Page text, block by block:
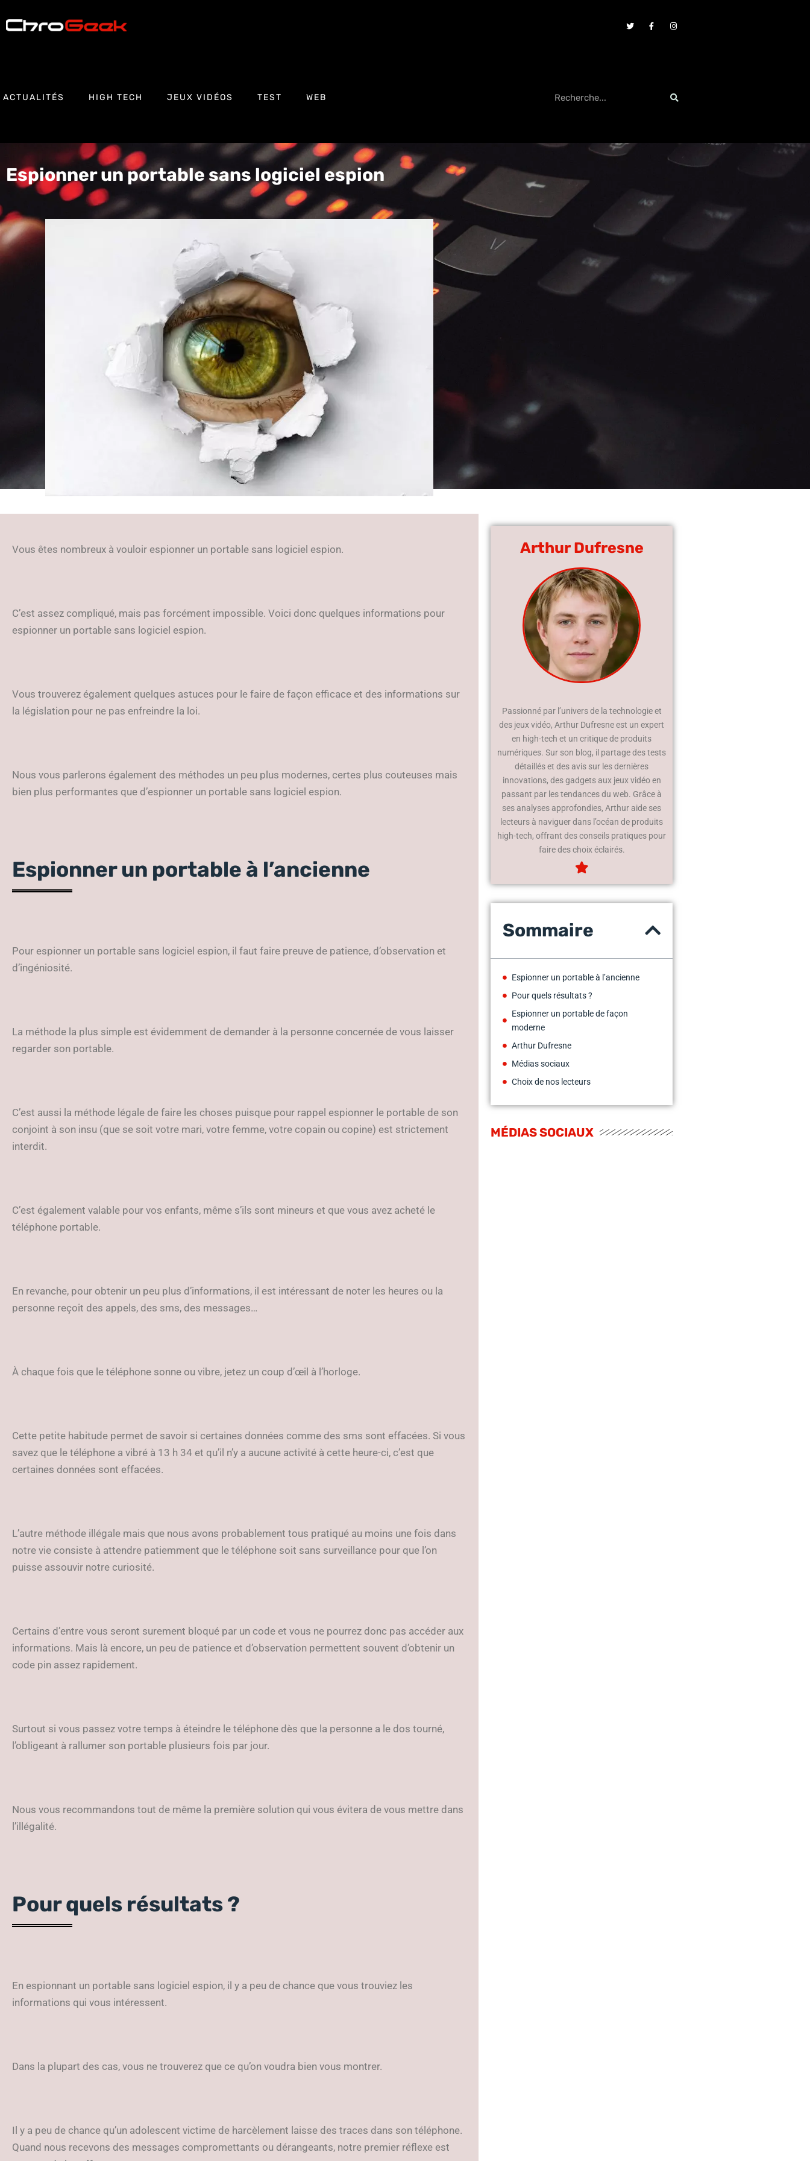
ACTUALITÉS HIGH TECH JEUX VIDÉOS TEST WEB
Espionner un portable sans logiciel espion
Vous êtes nombreux à vouloir espionner un portable sans logiciel espion.
C’est assez compliqué, mais pas forcément impossible. Voici donc quelques informations pour
espionner un portable sans logiciel espion.
Vous trouverez également quelques astuces pour le faire de façon efficace et des informations sur
la législation pour ne pas enfreindre la loi.
Nous vous parlerons également des méthodes un peu plus modernes, certes plus couteuses mais
bien plus performantes que d’espionner un portable sans logiciel espion.
Espionner un portable à l’ancienne
Pour espionner un portable sans logiciel espion, il faut faire preuve de patience, d’observation et
d’ingéniosité.
La méthode la plus simple est évidemment de demander à la personne concernée de vous laisser
regarder son portable.
C’est aussi la méthode légale de faire les choses puisque pour rappel espionner le portable de son
conjoint à son insu (que se soit votre mari, votre femme, votre copain ou copine) est strictement
interdit.
C’est également valable pour vos enfants, même s’ils sont mineurs et que vous avez acheté le
téléphone portable.
En revanche, pour obtenir un peu plus d’informations, il est intéressant de noter les heures ou la
personne reçoit des appels, des sms, des messages…
À chaque fois que le téléphone sonne ou vibre, jetez un coup d’œil à l’horloge.
Cette petite habitude permet de savoir si certaines données comme des sms sont effacées. Si vous
savez que le téléphone a vibré à 13 h 34 et qu’il n’y a aucune activité à cette heure-ci, c’est que
certaines données sont effacées.
L’autre méthode illégale mais que nous avons probablement tous pratiqué au moins une fois dans
notre vie consiste à attendre patiemment que le téléphone soit sans surveillance pour que l’on
puisse assouvir notre curiosité.
Certains d’entre vous seront surement bloqué par un code et vous ne pourrez donc pas accéder aux
informations. Mais là encore, un peu de patience et d’observation permettent souvent d’obtenir un
code pin assez rapidement.
Surtout si vous passez votre temps à éteindre le téléphone dès que la personne a le dos tourné,
l’obligeant à rallumer son portable plusieurs fois par jour.
Nous vous recommandons tout de même la première solution qui vous évitera de vous mettre dans
l’illégalité.
Pour quels résultats ?
En espionnant un portable sans logiciel espion, il y a peu de chance que vous trouviez les
informations qui vous intéressent.
Dans la plupart des cas, vous ne trouverez que ce qu’on voudra bien vous montrer.
Il y a peu de chance qu’un adolescent victime de harcèlement laisse des traces dans son téléphone.
Quand nous recevons des messages compromettants ou dérangeants, notre premier réflexe est
Arthur Dufresne
Passionné par l’univers de la technologie et
des jeux vidéo, Arthur Dufresne est un expert
en high-tech et un critique de produits
numériques. Sur son blog, il partage des tests
détaillés et des avis sur les dernières
innovations, des gadgets aux jeux vidéo en
passant par les tendances du web. Grâce à
ses analyses approfondies, Arthur aide ses
lecteurs à naviguer dans l’océan de produits
high-tech, offrant des conseils pratiques pour
faire des choix éclairés.
Sommaire
Espionner un portable à l’ancienne
Pour quels résultats ?
Espionner un portable de façon
moderne
Arthur Dufresne
Médias sociaux
Choix de nos lecteurs
MÉDIAS SOCIAUX